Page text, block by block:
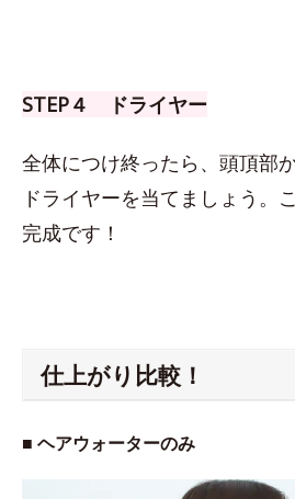
STEP４ ドライヤー
全体につけ終ったら、頭頂部
ドライヤーを当てましょう。
完成です！
仕上がり比較！
■ ヘアウォーターのみ